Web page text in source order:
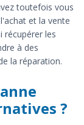
toutefois vous
et la vente
récupérer les
à des
la réparation.
?